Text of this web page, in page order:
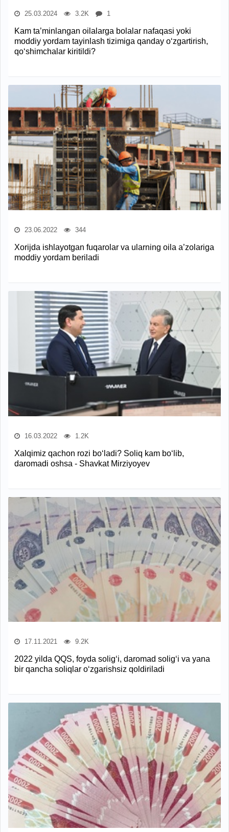
25.03.2024 3.2K 1
Kam ta’minlangan oilalarga bolalar nafaqasi yoki
moddiy yordam tayinlash tizimiga qanday o‘zgartirish,
qo‘shimchalar kiritildi?
23.06.2022 344
Xorijda ishlayotgan fuqarolar va ularning oila a’zolariga
moddiy yordam beriladi
16.03.2022 1.2K
Xalqimiz qachon rozi bo‘ladi? Soliq kam bo‘lib,
daromadi oshsa - Shavkat Mirziyoyev
17.11.2021 9.2K
2022 yilda QQS, foyda solig‘i, daromad solig‘i va yana
bir qancha soliqlar o‘zgarishsiz qoldiriladi